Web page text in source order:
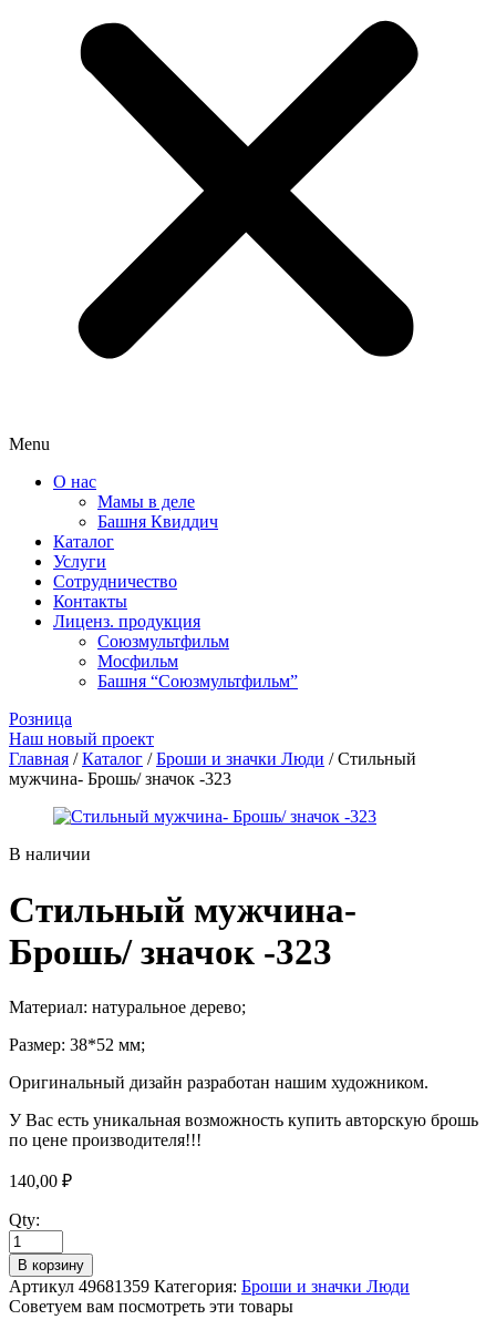
Menu
О нас
Мамы в деле
Башня Квиддич
Каталог
Услуги
Сотрудничество
Контакты
Лиценз. продукция
Союзмультфильм
Мосфильм
Башня “Союзмультфильм”
Розница
Наш новый проект
Главная /Каталог /Броши и значки Люди / Стильный
мужчина- Брошь/ значок -323
В наличии
Стильный мужчина-
Брошь/ значок -323
Материал: натуральное дерево;
Размер: 38*52 мм;
Оригинальный дизайн разработан нашим художником.
У Вас есть уникальная возможность купить авторскую брошь
по цене производителя!!!
140,00 ₽
Qty:
В корзину
Артикул 49681359 Категория: Броши и значки Люди
Советуем вам посмотреть эти товары